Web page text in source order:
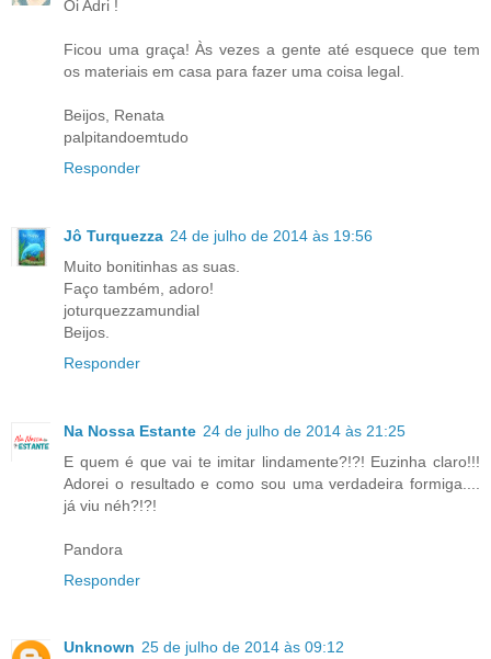
Oi Adri !
Ficou uma graça! Às vezes a gente até esquece que tem
os materiais em casa para fazer uma coisa legal.
Beijos, Renata
palpitandoemtudo
Responder
Jô Turquezza 24 de julho de 2014 às 19:56
Muito bonitinhas as suas.
Faço também, adoro!
joturquezzamundial
Beijos.
Responder
Na Nossa Estante 24 de julho de 2014 às 21:25
E quem é que vai te imitar lindamente?!?! Euzinha claro!!!
Adorei o resultado e como sou uma verdadeira formiga....
já viu néh?!?!
Pandora
Responder
Unknown 25 de julho de 2014 às 09:12